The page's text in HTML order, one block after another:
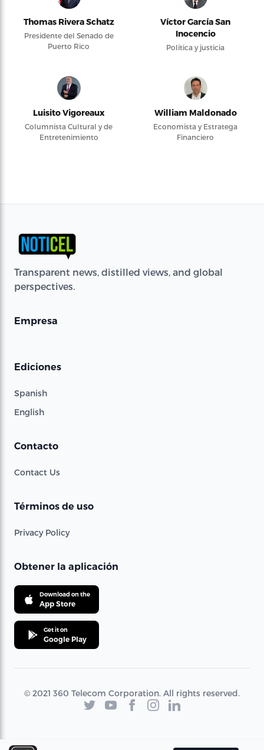
Thomas Rivera Schatz
Presidente del Senado de
Puerto Rico
Víctor García San
Inocencio
Política y justicia
Luisito Vigoreaux
Columnista Cultural y de
Entretenimiento
William Maldonado
Economista y Estratega
Financiero
Transparent news, distilled views, and global
perspectives.
Empresa
Ediciones
Spanish
English
Contacto
Contact Us
Términos de uso
Privacy Policy
Obtener la aplicación
Download on the
App Store
Get it on
Google Play
© 2021 360 Telecom Corporation. All rights reserved.